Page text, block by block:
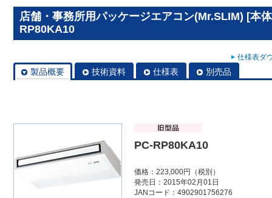
店舗・事務所用パッケージエアコン(Mr.SLIM) [本
RP80KA10
仕様表ダ
製品概要 技術資料 仕様表 別売品
PC-RP80KA10
価格：223,000円（税別）
発売日：2015年02月01日
JANコード：4902901756276